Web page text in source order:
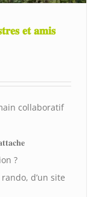
𝐞𝐭 𝐚𝐦𝐢𝐬
collaboratif
?
d’un site